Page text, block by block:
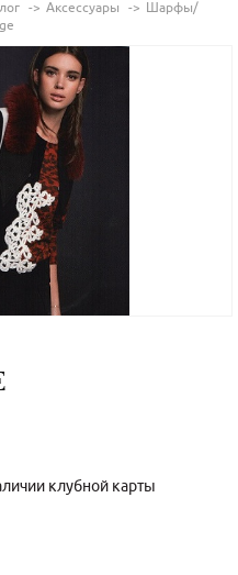
Аксессуары
Шарфы/
клубной карты